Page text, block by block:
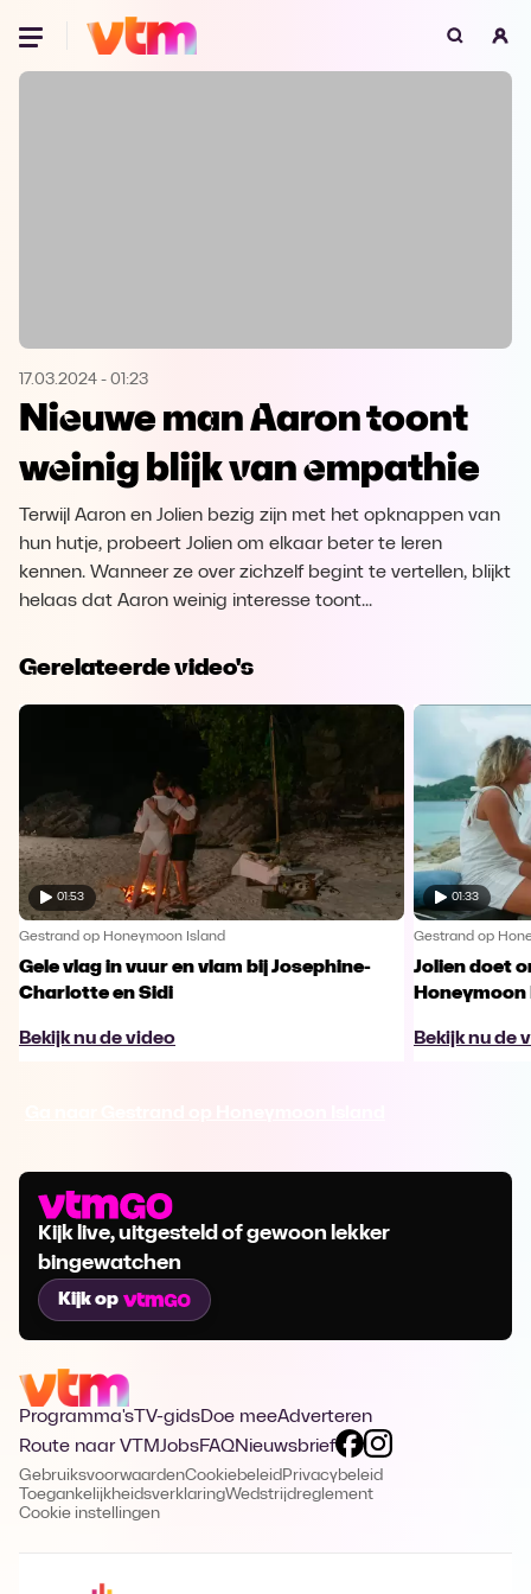
Oeps, browser niet ondersteund
Microsoft Edge Download
Opera Download
17.03.2024 - 01:23
Nieuwe man Aaron toont
weinig blijk van empathie
Terwijl Aaron en Jolien bezig zijn met het opknappen van
hun hutje, probeert Jolien om elkaar beter te leren
kennen. Wanneer ze over zichzelf begint te vertellen, blijkt
helaas dat Aaron weinig interesse toont...
Gerelateerde video's
01:53
Gestrand op Honeymoon Island
Gele vlag in vuur en vlam bij Josephine-
Charlotte en Sidi
Bekijk nu de video
01:33
Gestrand op
Jolien doet
Bekijk nu de
Kijk live, uitgesteld of gewoon lekker
bingewatchen
Kijk op
Programma's TV-gidsDoe meeAdverteren
Route naar VTMJobsFAQNieuwsbrief
GebruiksvoorwaardenCookiebeleid Privacybeleid
ToegankelijkheidsverklaringWedstrijdreglement
Cookie instellingen